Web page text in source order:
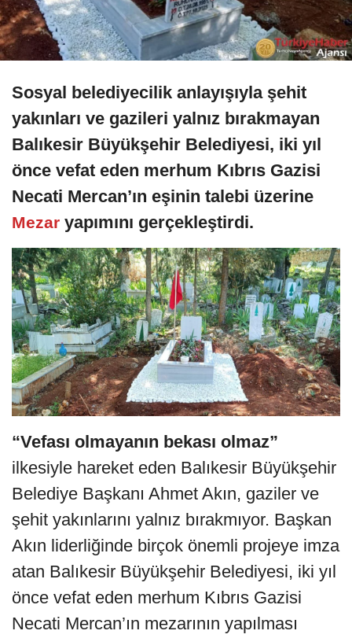
Sosyal belediyecilik anlayışıyla şehit
yakınları ve gazileri yalnız bırakmayan
Balıkesir Büyükşehir Belediyesi, iki yıl
önce vefat eden merhum Kıbrıs Gazisi
Necati Mercan’ın eşinin talebi üzerine
Mezar yapımını gerçekleştirdi.
“Vefası olmayanın bekası olmaz”
ilkesiyle hareket eden Balıkesir Büyükşehir
Belediye Başkanı Ahmet Akın, gaziler ve
şehit yakınlarını yalnız bırakmıyor. Başkan
Akın liderliğinde birçok önemli projeye imza
atan Balıkesir Büyükşehir Belediyesi, iki yıl
önce vefat eden merhum Kıbrıs Gazisi
Necati Mercan’ın mezarının yapılması